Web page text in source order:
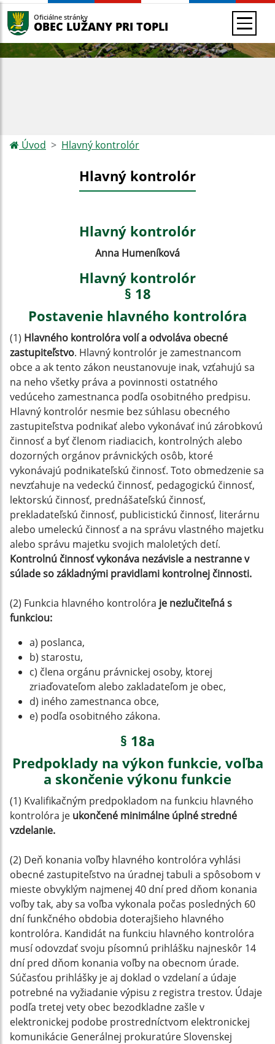
Oficiálne stránky
OBEC LUŽANY PRI TOPLI
Úvod Hlavný kontrolór
Hlavný kontrolór
Hlavný kontrolór
Anna Humeníková
Hlavný kontrolór
§ 18
Postavenie hlavného kontrolóra
(1) Hlavného kontrolóra volí a odvoláva obecné
zastupiteľstvo. Hlavný kontrolór je zamestnancom
obce a ak tento zákon neustanovuje inak, vzťahujú sa
na neho všetky práva a povinnosti ostatného
vedúceho zamestnanca podľa osobitného predpisu.
Hlavný kontrolór nesmie bez súhlasu obecného
zastupiteľstva podnikať alebo vykonávať inú zárobkovú
činnosť a byť členom riadiacich, kontrolných alebo
dozorných orgánov právnických osôb, ktoré
vykonávajú podnikateľskú činnosť. Toto obmedzenie sa
nevzťahuje na vedeckú činnosť, pedagogickú činnosť,
lektorskú činnosť, prednášateľskú činnosť,
prekladateľskú činnosť, publicistickú činnosť, literárnu
alebo umeleckú činnosť a na správu vlastného majetku
alebo správu majetku svojich maloletých detí.
Kontrolnú činnosť vykonáva nezávisle a nestranne v
súlade so základnými pravidlami kontrolnej činnosti.
(2) Funkcia hlavného kontrolóra je nezlučiteľná s
funkciou:
a) poslanca,
b) starostu,
c) člena orgánu právnickej osoby, ktorej
zriaďovateľom alebo zakladateľom je obec,
d) iného zamestnanca obce,
e) podľa osobitného zákona.
§ 18a
Predpoklady na výkon funkcie, voľba
a skončenie výkonu funkcie
(1) Kvalifikačným predpokladom na funkciu hlavného
kontrolóra je ukončené minimálne úplné stredné
vzdelanie.
(2) Deň konania voľby hlavného kontrolóra vyhlási
obecné zastupiteľstvo na úradnej tabuli a spôsobom v
mieste obvyklým najmenej 40 dní pred dňom konania
voľby tak, aby sa voľba vykonala počas posledných 60
dní funkčného obdobia doterajšieho hlavného
kontrolóra. Kandidát na funkciu hlavného kontrolóra
musí odovzdať svoju písomnú prihlášku najneskôr 14
dní pred dňom konania voľby na obecnom úrade.
Súčasťou prihlášky je aj doklad o vzdelaní a údaje
potrebné na vyžiadanie výpisu z registra trestov. Údaje
podľa tretej vety obec bezodkladne zašle v
elektronickej podobe prostredníctvom elektronickej
komunikácie Generálnej prokuratúre Slovenskej